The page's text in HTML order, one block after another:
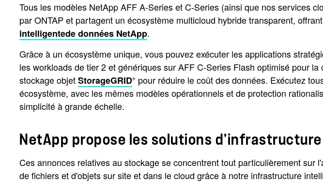
Tous les modèles NetApp AFF A-Series et C-Series (ainsi que nos services
par ONTAP et partagent un écosystème multicloud hybride transparent,
intelligentede données NetApp.
Grâce à un écosystème unique, vous pouvez exécuter les applications
les workloads de tier 2 et génériques sur AFF C-Series Flash optimisé pour
stockage objetStorageGRID® pour réduire le coût des données. Exécutez
écosystème, avec les mêmes modèles opérationnels et de protection
simplicité à grande échelle.
NetApp propose les solutions
Ces annonces relatives au stockage se concentrent tout particulièrement
de fichiers et d'objets sur site et dans le cloud grâce à notre infrastructure